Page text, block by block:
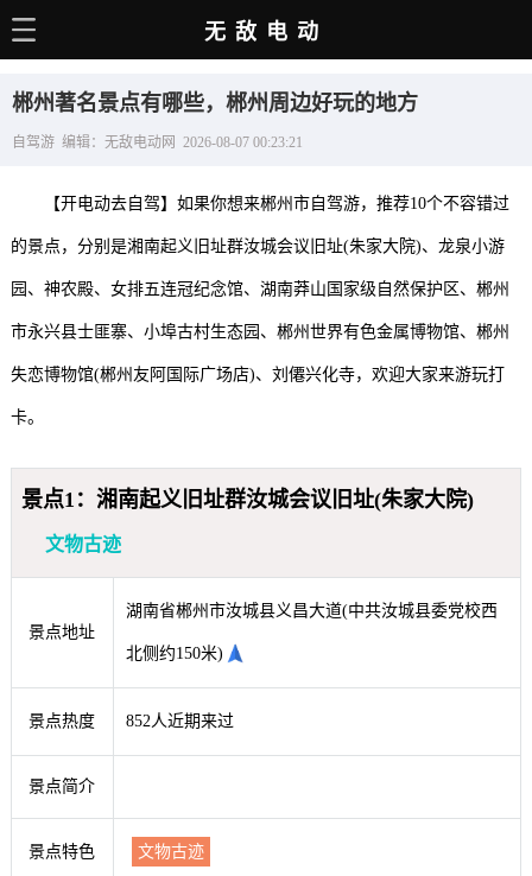
电动百科
选车推荐
充电站
用车百科
销量榜
经销商
无敌电动
郴州著名景点有哪些，郴州周边好玩的地方
自驾游 编辑：无敌电动网 2026-08-07 00:23:21
【开电动去自驾】如果你想来郴州市自驾游，推荐10个不容错过
的景点，分别是湘南起义旧址群汝城会议旧址(朱家大院)、龙泉小游
园、神农殿、女排五连冠纪念馆、湖南莽山国家级自然保护区、郴州
市永兴县士匪寨、小埠古村生态园、郴州世界有色金属博物馆、郴州
失恋博物馆(郴州友阿国际广场店)、刘僊兴化寺，欢迎大家来游玩打
卡。
景点1：湘南起义旧址群汝城会议旧址(朱家大院)
文物古迹
景点地址
湖南省郴州市汝城县义昌大道(中共汝城县委党校西
北侧约150米)
景点热度 852人近期来过
景点简介
景点特色 文物古迹